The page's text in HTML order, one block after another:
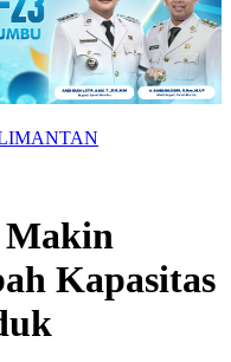
Kapasitas